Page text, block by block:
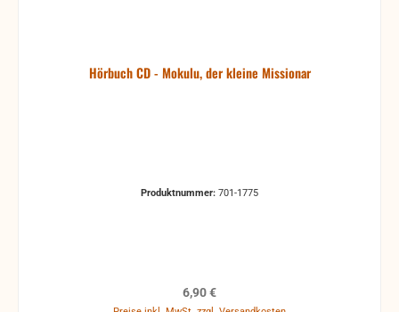
Hörbuch CD - Mokulu, der kleine Missionar
Produktnummer: 701-1775
Regulärer Preis:
6,90 €